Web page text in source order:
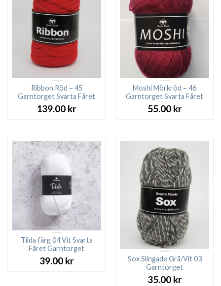
Ribbon Röd – 45
Garntorget Svarta Fåret
139.00 kr
Moshi Mörkröd – 46
Garntorget Svarta Fåret
55.00 kr
Tilda färg 04 Vit Svarta
Fåret Garntorget
39.00 kr
Sox Slingade Grå/Vit 03
Garntorget
35.00 kr